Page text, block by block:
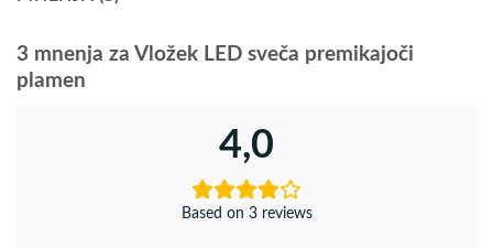
3 mnenja za Vložek LED sveča premikajoči
plamen
4,0
Based on 3 reviews